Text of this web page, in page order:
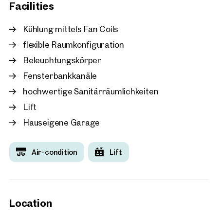
Facilities
Kühlung mittels Fan Coils
flexible Raumkonfiguration
Beleuchtungskörper
Fensterbankkanäle
hochwertige Sanitärräumlichkeiten
Lift
Hauseigene Garage
Air-condition Lift
Location